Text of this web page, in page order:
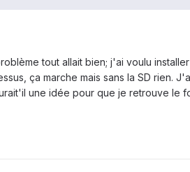
tout allait bien; j'ai voulu
ça marche mais sans la SD rien.
une idée pour que je retrouve le